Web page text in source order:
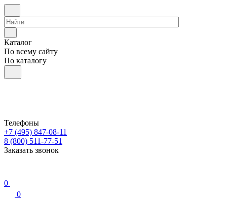
Каталог
По всему сайту
По каталогу
Телефоны
+7 (495) 847-08-11
8 (800) 511-77-51
Заказать звонок
0
0